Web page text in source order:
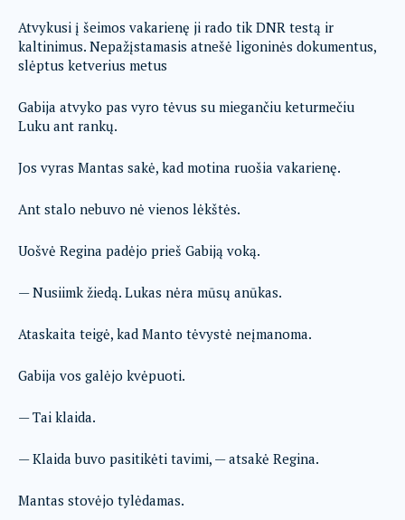
Atvykusi į šeimos vakarienę ji rado tik DNR testą ir
kaltinimus. Nepažįstamasis atnešė ligoninės dokumentus,
slėptus ketverius metus
Gabija atvyko pas vyro tėvus su miegančiu keturmečiu
Luku ant rankų.
Jos vyras Mantas sakė, kad motina ruošia vakarienę.
Ant stalo nebuvo nė vienos lėkštės.
Uošvė Regina padėjo prieš Gabiją voką.
— Nusiimk žiedą. Lukas nėra mūsų anūkas.
Ataskaita teigė, kad Manto tėvystė neįmanoma.
Gabija vos galėjo kvėpuoti.
— Tai klaida.
— Klaida buvo pasitikėti tavimi, — atsakė Regina.
Mantas stovėjo tylėdamas.